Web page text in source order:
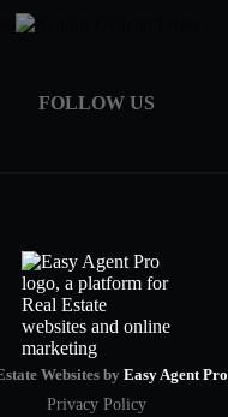
FOLLOW US
Websites by Easy Agent Pro
Privacy Policy